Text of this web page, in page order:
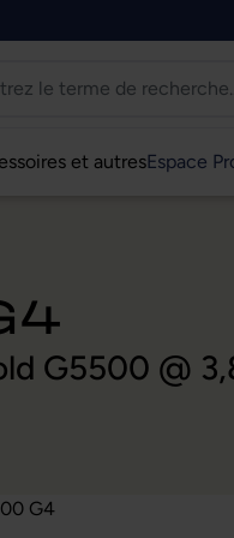
et autresEspace
G5500 @